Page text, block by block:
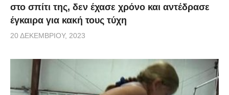
στο σπίτι της, δεν έχασε χρόνο και αντέδρασε
έγκαιρα για κακή τους τύχη
20 ΔΕΚΕΜΒΡΊΟΥ, 2023